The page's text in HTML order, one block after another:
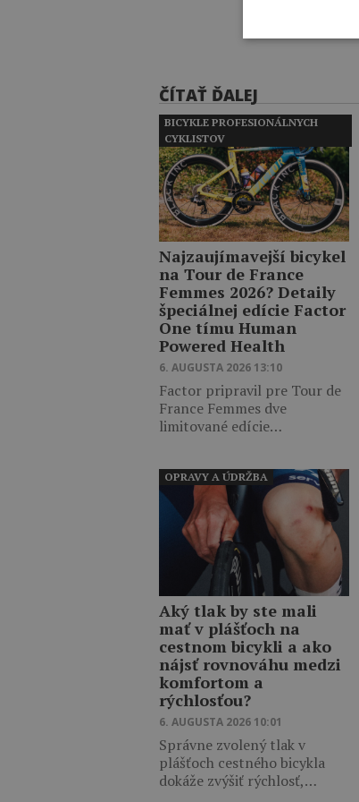
ČÍTAŤ ĎALEJ
Najzaujímavejší bicykel
na Tour de France
Femmes 2026? Detaily
špeciálnej edície Factor
One tímu Human
Powered Health
6. AUGUSTA 2026 13:10
Factor pripravil pre Tour de
France Femmes dve
limitované edície…
BICYKLE PROFESIONÁLNYCH
CYKLISTOV
Aký tlak by ste mali
mať v plášťoch na
cestnom bicykli a ako
nájsť rovnováhu medzi
komfortom a
rýchlosťou?
6. AUGUSTA 2026 10:01
Správne zvolený tlak v
plášťoch cestného bicykla
dokáže zvýšiť rýchlosť,…
OPRAVY A ÚDRŽBA